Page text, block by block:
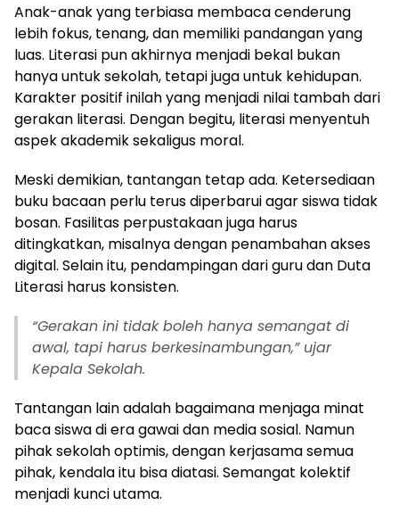
Anak-anak yang terbiasa membaca cenderung
lebih fokus, tenang, dan memiliki pandangan yang
luas. Literasi pun akhirnya menjadi bekal bukan
hanya untuk sekolah, tetapi juga untuk kehidupan.
Karakter positif inilah yang menjadi nilai tambah dari
gerakan literasi. Dengan begitu, literasi menyentuh
aspek akademik sekaligus moral.
Meski demikian, tantangan tetap ada. Ketersediaan
buku bacaan perlu terus diperbarui agar siswa tidak
bosan. Fasilitas perpustakaan juga harus
ditingkatkan, misalnya dengan penambahan akses
digital. Selain itu, pendampingan dari guru dan Duta
Literasi harus konsisten.
“Gerakan ini tidak boleh hanya semangat di
awal, tapi harus berkesinambungan,” ujar
Kepala Sekolah.
Tantangan lain adalah bagaimana menjaga minat
baca siswa di era gawai dan media sosial. Namun
pihak sekolah optimis, dengan kerjasama semua
pihak, kendala itu bisa diatasi. Semangat kolektif
menjadi kunci utama.